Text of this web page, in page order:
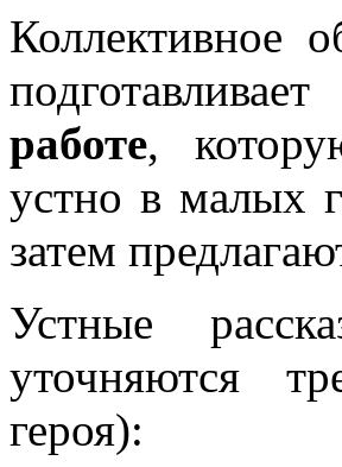
Коллективное
работе,
устно в малых
затем
Устные
уточняются
героя):